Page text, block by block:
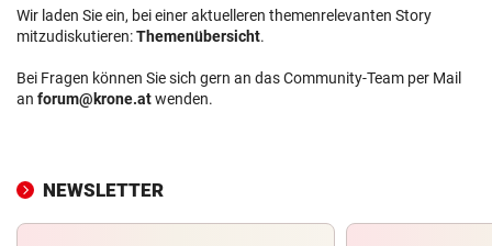
Wir laden Sie ein, bei einer aktuelleren themenrelevanten Story
mitzudiskutieren:Themenübersicht.
Bei Fragen können Sie sich gern an das Community-Team per Mail
an forum@krone.atwenden.
NEWSLETTER